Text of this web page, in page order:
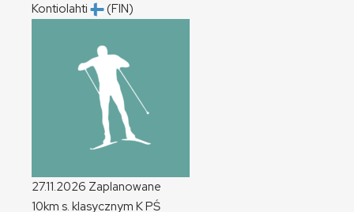
Kontiolahti
(FIN)
27.11.2026 Zaplanowane
10km s. klasycznym KPŚ